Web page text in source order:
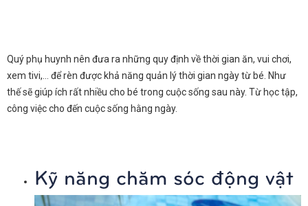
Quý phụ huynh nên đưa ra những quy định về thời gian ăn, vui chơi,
xem tivi,… để rèn được khả năng quản lý thời gian ngày từ bé. Như
thế sẽ giúp ích rất nhiều cho bé trong cuộc sống sau này. Từ học tập,
công việc cho đến cuộc sống hằng ngày.
Kỹ năng chăm sóc động vật